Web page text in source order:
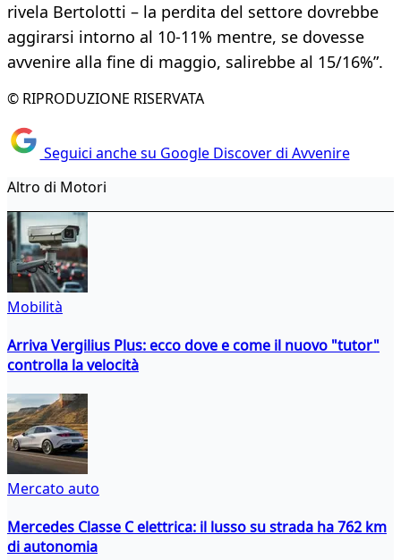
rivela Bertolotti – la perdita del settore dovrebbe
aggirarsi intorno al 10-11% mentre, se dovesse
avvenire alla fine di maggio, salirebbe al 15/16%”.
© RIPRODUZIONE RISERVATA
Seguici anche su Google Discover di Avvenire
Altro di Motori
Mobilità
Arriva Vergilius Plus: ecco dove e come il nuovo "tutor"
controlla la velocità
Mercato auto
Mercedes Classe C elettrica: il lusso su strada ha 762 km
di autonomia